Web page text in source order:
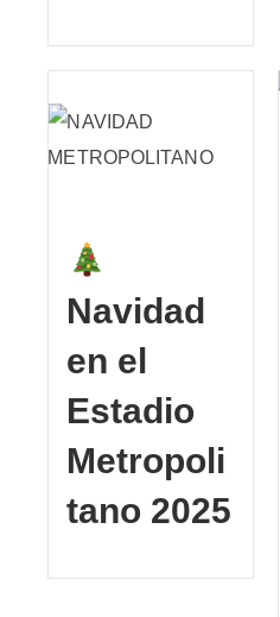
Navidad
en el
Estadio
Metropoli
tano 2025